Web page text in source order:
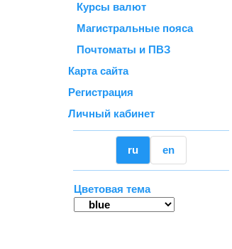
Курсы валют
Магистральные пояса
Почтоматы и ПВЗ
Карта сайта
Регистрация
Личный кабинет
ru en
Цветовая тема